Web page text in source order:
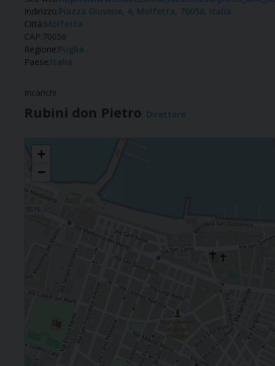
Indirizzo:Piazza Giovene, 4, Molfetta, 70056, Italia
Città:Molfetta
CAP:70056
Regione:Puglia
Paese:Italia
Incarichi
Rubini don Pietro: Direttore
+
−